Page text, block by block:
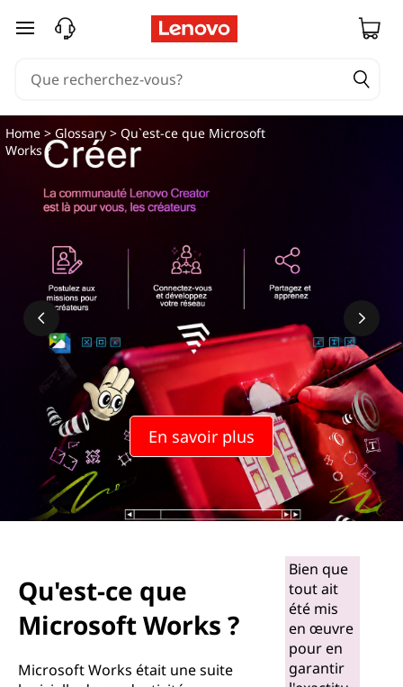
passer au contenu principal
En savoir plus
Home >Glossary > Qu`est-ce que Microsoft
Works ?
Qu'est-ce que
Microsoft Works ?
Microsoft Works était une suite
Bien que
tout ait
été mis
en œuvre
pour en
garantir